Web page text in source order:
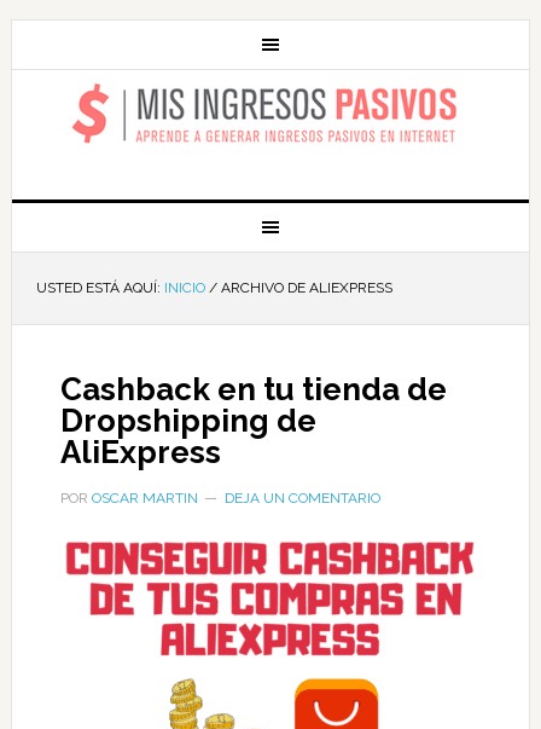
MIS INGRESOS
PASIVOS
USTED ESTÁ AQUÍ: INICIO /ARCHIVO DE ALIEXPRESS
Cashback en tu tienda de
Dropshipping de
AliExpress
POR OSCAR MARTIN DEJA UN COMENTARIO